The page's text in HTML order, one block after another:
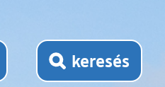
keresés